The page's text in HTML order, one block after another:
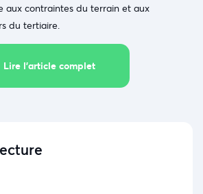
aux contraintes du terrain et aux
du tertiaire.
Lire l’article complet